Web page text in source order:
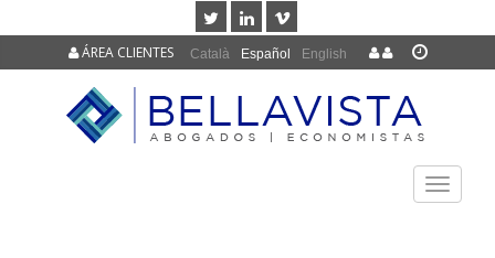
Català Español English
ÁREA CLIENTES
TOGGLE